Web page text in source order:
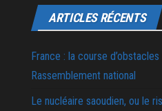
ARTICLES RÉCENTS
France : la course
Rassemblement national
Le nucléaire saoudien, ou le